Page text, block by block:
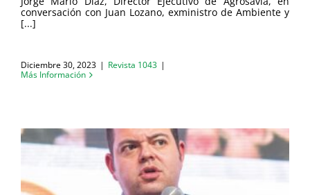
conversación con Juan Lozano, exministro de Ambiente y
[...]
Diciembre 30, 2023 | Revista 1043 |
Más Información